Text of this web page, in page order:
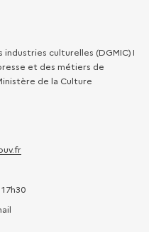
démarche
culturelles (DGMIC) I
et des métiers de
de la Culture